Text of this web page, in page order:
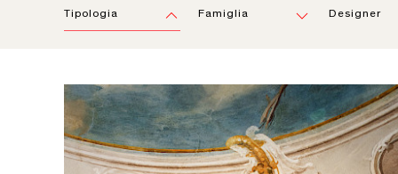
Tipologia Famiglia Designer